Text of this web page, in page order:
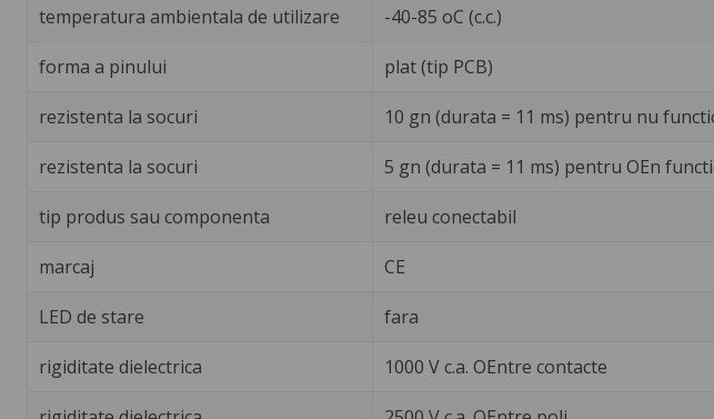
temperatura ambientala de utilizare -40-85 oC (c.c.)
forma a pinului plat (tip PCB)
rezistenta la socuri 10 gn (durata = 11 ms) pentru nu
rezistenta la socuri 5 gn (durata = 11 ms) pentru OEn
tip produs sau componenta releu conectabil
marcaj CE
LED de stare fara
rigiditate dielectrica 1000 V c.a. OEntre contacte